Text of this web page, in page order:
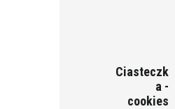
Ciasteczk
a -
cookies